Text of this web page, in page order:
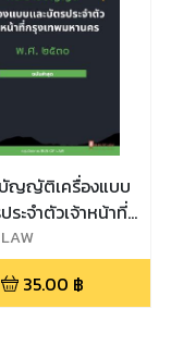
ญญัติเครื่องแบบ
ระจำตัวเจ้าหน้าที่
หานคร พ.ศ.
35.00 ฿